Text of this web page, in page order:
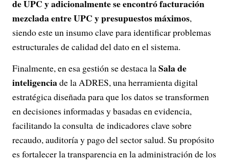
de UPC y adicionalmente se encontró facturación
mezclada entre UPC y presupuestos máximos,
siendo este un insumo clave para identificar problemas
estructurales de calidad del dato en el sistema.
Finalmente, en esa gestión se destaca laSala de
inteligenciade la ADRES, una herramienta digital
estratégica diseñada para que los datos se transformen
en decisiones informadas y basadas en evidencia,
facilitando la consulta de indicadores clave sobre
recaudo, auditoría y pago del sector salud. Su propósito
es fortalecer la transparencia en la administración de los